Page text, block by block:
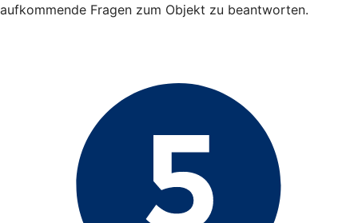
aufkommende Fragen zum Objekt zu beantworten.